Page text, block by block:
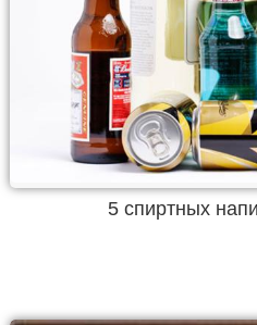
5 спиртных